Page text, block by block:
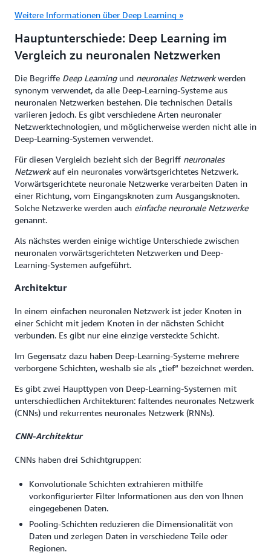
Weitere Informationen über Deep Learning »
Hauptunterschiede: Deep Learning im
Vergleich zu neuronalen Netzwerken
Die Begriffe Deep Learningund neuronales Netzwerkwerden
synonym verwendet, da alle Deep-Learning-Systeme aus
neuronalen Netzwerken bestehen. Die technischen Details
variieren jedoch. Es gibt verschiedene Arten neuronaler
Netzwerktechnologien, und möglicherweise werden nicht alle in
Deep-Learning-Systemen verwendet.
Für diesen Vergleich bezieht sich der Begriff neuronales
Netzwerkauf ein neuronales vorwärtsgerichtetes Netzwerk.
Vorwärtsgerichtete neuronale Netzwerke verarbeiten Daten in
einer Richtung, vom Eingangsknoten zum Ausgangsknoten.
Solche Netzwerke werden auch einfache neuronale Netzwerke
genannt.
Als nächstes werden einige wichtige Unterschiede zwischen
neuronalen vorwärtsgerichteten Netzwerken und Deep-
Learning-Systemen aufgeführt.
Architektur
In einem einfachen neuronalen Netzwerk ist jeder Knoten in
einer Schicht mit jedem Knoten in der nächsten Schicht
verbunden. Es gibt nur eine einzige versteckte Schicht.
Im Gegensatz dazu haben Deep-Learning-Systeme mehrere
verborgene Schichten, weshalb sie als „tief“ bezeichnet werden.
Es gibt zwei Haupttypen von Deep-Learning-Systemen mit
unterschiedlichen Architekturen: faltendes neuronales Netzwerk
(CNNs) und rekurrentes neuronales Netzwerk (RNNs).
CNN-Architektur
CNNs haben drei Schichtgruppen:
Konvolutionale Schichten extrahieren mithilfe
vorkonfigurierter Filter Informationen aus den von Ihnen
eingegebenen Daten.
Pooling-Schichten reduzieren die Dimensionalität von
Daten und zerlegen Daten in verschiedene Teile oder
Regionen.